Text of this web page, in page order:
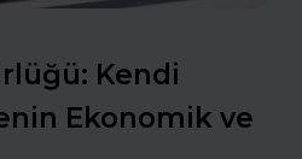
Kendi
Ekonomik ve